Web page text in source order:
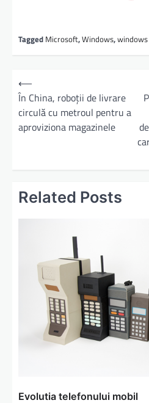
Tagged Microsoft,Windows,windows
⟵
În China, roboții de livrare
circulă cu metroul pentru a
aproviziona magazinele
Related Posts
Evolutia telefonului mobil